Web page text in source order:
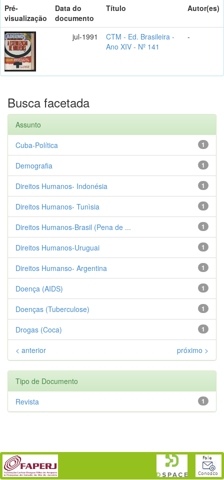
Pré-
visualização
Data do
documento
Título Autor(es)
jul-1991
CTM - Ed. Brasileira -
Ano XIV - Nº 141
-
Busca facetada
Assunto
1
Cuba-Política
1
Demografia
1
Direitos Humanos- Indonésia
1
Direitos Humanos- Tunìsia
1
Direitos Humanos-Brasil (Pena de ...
1
Direitos Humanos-Uruguai
1
Direitos Humanso- Argentina
1
Doença (AIDS)
1
Doenças (Tuberculose)
1
Drogas (Coca)
< anterior próximo >
Tipo de Documento
1
Revista